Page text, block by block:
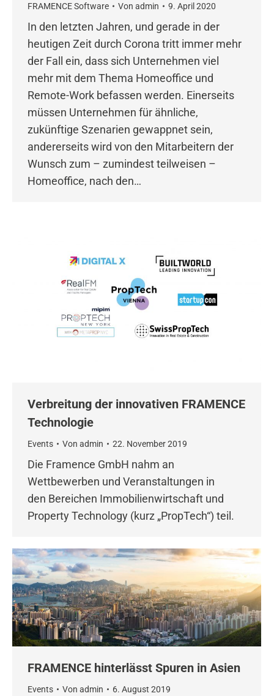
FRAMENCE Software Von admin 9. April 2020
In den letzten Jahren, und gerade in der
heutigen Zeit durch Corona tritt immer mehr
der Fall ein, dass sich Unternehmen viel
mehr mit dem Thema Homeoffice und
Remote-Work befassen werden. Einerseits
müssen Unternehmen für ähnliche,
zukünftige Szenarien gewappnet sein,
andererseits wird von den Mitarbeitern der
Wunsch zum – zumindest teilweisen –
Homeoffice, nach den…
Verbreitung der innovativen FRAMENCE
Technologie
Events Von admin 22. November 2019
Die Framence GmbH nahm an
Wettbewerben und Veranstaltungen in
den Bereichen Immobilienwirtschaft und
Property Technology (kurz „PropTech“) teil.
FRAMENCE hinterlässt Spuren in Asien
Events Von admin 6. August 2019